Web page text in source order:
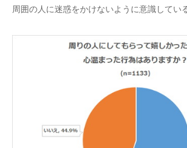
周囲の人に迷惑をかけないように意識してい